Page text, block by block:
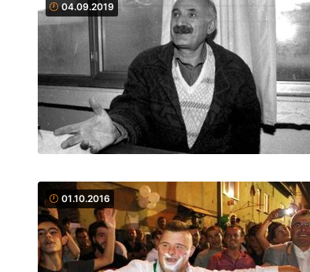
04.09.2019
01.10.2016